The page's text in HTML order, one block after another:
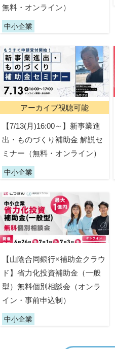
無料・オンライン）
中小企業
アーカイブ視聴可能
【7/13(月)16:00～】新事業進
出・ものづくり補助金 解説セ
ミナー（無料・オンライン）
中小企業
【山陰合同銀行×補助金クラウ
ド】省力化投資補助金（一般
型）無料個別相談会（オンラ
イン・事前申込制）
中小企業